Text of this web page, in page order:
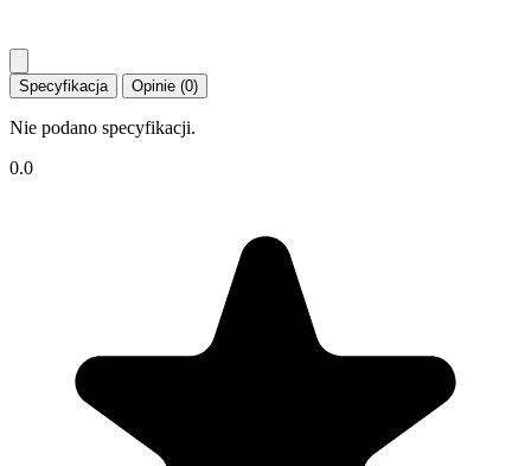
Specyfikacja Opinie (0)
Nie podano specyfikacji.
0.0